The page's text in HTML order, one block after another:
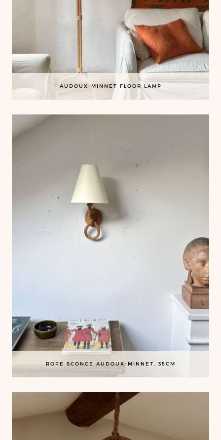
AUDOUX-MINNET FLOOR LAMP
ROPE SCONCE AUDOUX-MINNET, 35CM